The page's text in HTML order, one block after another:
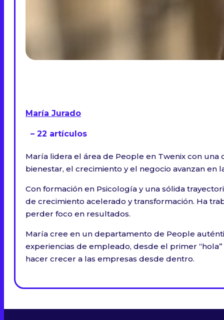
María Jurado
– 22 artículos
María lidera el área de People en Twenix con
bienestar, el crecimiento y el negocio avanzan en
Con formación en Psicología y una sólida
de crecimiento acelerado y transformación. Ha
perder foco en resultados.
María cree en un departamento de People
experiencias de empleado, desde el primer
hacer crecer a las empresas desde dentro.